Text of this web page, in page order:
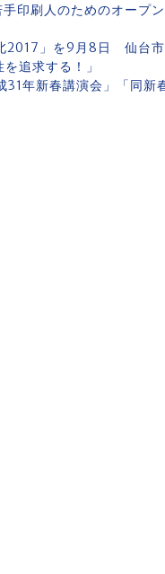
印刷人のためのオープ
2017」を9月8日 仙台
追求する！」
年新春講演会」「同